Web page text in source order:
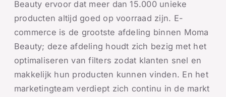
Beauty ervoor dat meer dan 15.000 unieke
producten altijd goed op voorraad zijn. E-
commerce is de grootste afdeling binnen Moma
Beauty; deze afdeling houdt zich bezig met het
optimaliseren van filters zodat klanten snel en
makkelijk hun producten kunnen vinden. En het
marketingteam verdiept zich continu in de markt